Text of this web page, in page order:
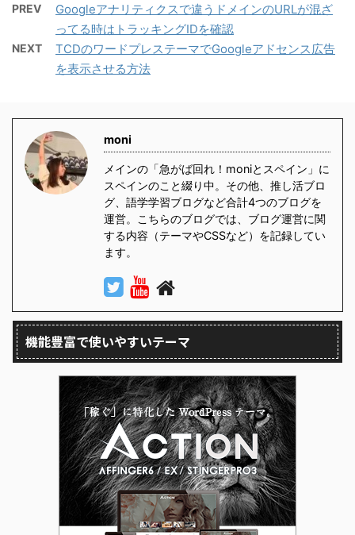
PREV
Googleアナリティクスで違うドメインのURLが混ざ
ってる時はトラッキングIDを確認
NEXT
TCDのワードプレステーマでGoogleアドセンス広告
を表示させる方法
moni
メインの「急がば回れ！moniとスペイン」に
スペインのこと綴り中。その他、推し活ブロ
グ、語学学習ブログなど合計4つのブログを
運営。こちらのブログでは、ブログ運営に関
する内容（テーマやCSSなど）を記録してい
ます。
機能豊富で使いやすいテーマ